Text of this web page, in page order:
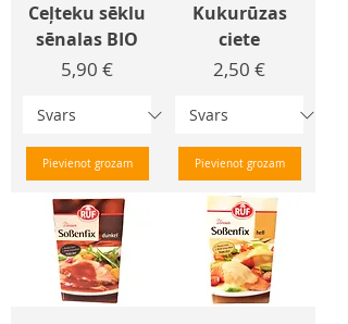
Ceļteku sēklu
sēnalas BIO
Cena
5,90 €
Pievienot grozam
Kukurūzas
ciete
Cena
2,50 €
Pievienot grozam